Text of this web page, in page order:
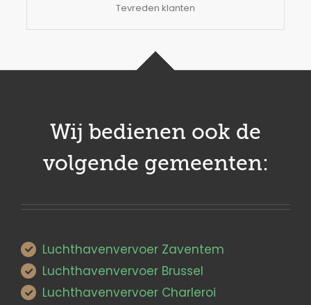
Tevreden klanten
Wij bedienen ook de
volgende gemeenten:
Luchthavenvervoer Zaventem
Luchthavenvervoer Brussel
Luchthavenvervoer Charleroi